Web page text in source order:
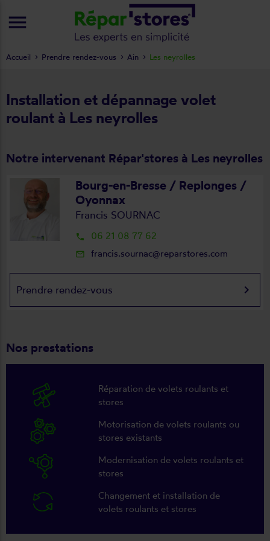
Installation et dépannage volet
roulant à Les neyrolles
Notre intervenant Répar'stores à Les neyrolles
Bourg-en-Bresse / Replonges /
Oyonnax
Francis SOURNAC
local_phone 06 21 08 77 62
mail_outline francis.sournac@reparstores.com
Prendre rendez-vous keyboard_arrow_right
Nos prestations
Réparation de volets roulants et
stores
Motorisation de volets roulants ou
stores existants
Modernisation de volets roulants et
stores
Changement et installation de
volets roulants et stores
Accueil Prendre rendez-vous Ain Les neyrolles
menu